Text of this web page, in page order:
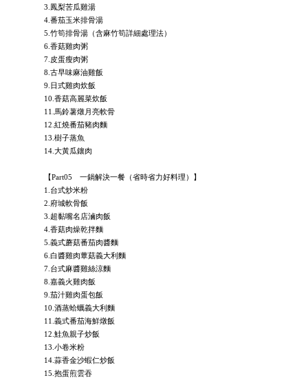
3.鳳梨苦瓜雞湯
4.番茄玉米排骨湯
5.竹筍排骨湯（含麻竹筍詳細處理法）
6.香菇雞肉粥
7.皮蛋瘦肉粥
8.古早味麻油雞飯
9.日式雞肉炊飯
10.香菇高麗菜炊飯
11.馬鈴薯燉月亮軟骨
12.紅燒番茄豬肉麵
13.樹子蒸魚
14.大黃瓜鑲肉
【Part05 一鍋解決一餐（省時省力好料理）】
1.台式炒米粉
2.府城軟骨飯
3.超黏嘴名店滷肉飯
4.香菇肉燥乾拌麵
5.義式蘑菇番茄肉醬麵
6.白醬雞肉蕈菇義大利麵
7.台式麻醬雞絲涼麵
8.嘉義火雞肉飯
9.茄汁雞肉蛋包飯
10.酒蒸蛤蠣義大利麵
11.義式番茄海鮮燉飯
12.鮭魚親子炒飯
13.小卷米粉
14.蒜香金沙蝦仁炒飯
15.抱蛋煎雲吞